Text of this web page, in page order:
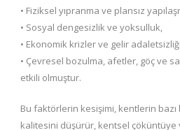
• Fiziksel yıpranma ve plansız
• Sosyal dengesizlik ve yoksulluk,
• Ekonomik krizler ve gelir
• Çevresel bozulma, afetler, göç ve
etkili olmuştur.
Bu faktörlerin kesişimi, kentlerin
kalitesini düşürür, kentsel çöküntüye